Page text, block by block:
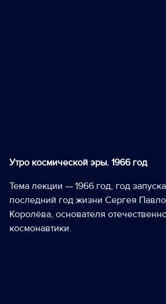
Утро космической эры. 1966 год
Тема лекции — 1966 год, год
последний год жизни Сергея
Королёва, основателя
космонавтики.